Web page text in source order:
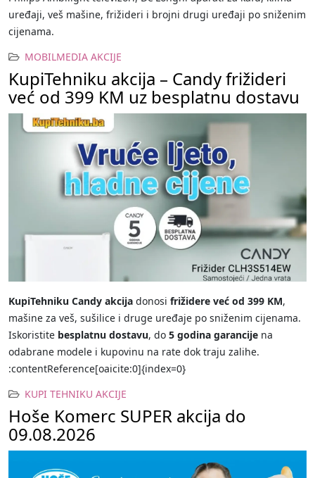
uređaji, veš mašine, frižideri i brojni drugi uređaji po sniženim
cijenama.
MOBILMEDIA AKCIJE
KupiTehniku akcija – Candy frižideri
već od 399 KM uz besplatnu dostavu
KupiTehniku Candy akcija donosi frižidere već od 399 KM,
mašine za veš, sušilice i druge uređaje po sniženim cijenama.
Iskoristite besplatnu dostavu, do 5 godina garancije na
odabrane modele i kupovinu na rate dok traju zalihe.
:contentReference[oaicite:0]{index=0}
KUPI TEHNIKU AKCIJE
Hoše Komerc SUPER akcija do
09.08.2026